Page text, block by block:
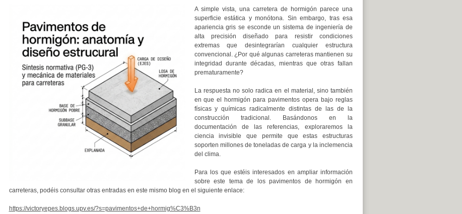
A simple vista, una carretera de hormigón parece una
superficie estática y monótona. Sin embargo, tras esa
apariencia gris se esconde un sistema de ingeniería de
alta precisión diseñado para resistir condiciones
extremas que desintegrarían cualquier estructura
convencional. ¿Por qué algunas carreteras mantienen su
integridad durante décadas, mientras que otras fallan
prematuramente?
La respuesta no solo radica en el material, sino también
en que el hormigón para pavimentos opera bajo reglas
físicas y químicas radicalmente distintas de las de la
construcción tradicional. Basándonos en la
documentación de las referencias, exploraremos la
ciencia invisible que permite que estas estructuras
soporten millones de toneladas de carga y la inclemencia
del clima.
Para los que estéis interesados en ampliar información
sobre este tema de los pavimentos de hormigón en
carreteras, podéis consultar otras entradas en este mismo blog en el siguiente enlace:
https://victoryepes.blogs.upv.es/?s=pavimentos+de+hormig%C3%B3n